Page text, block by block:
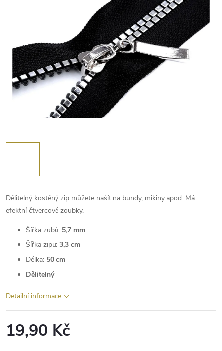
Dělitelný kostěný zip můžete našít na bundy, mikiny apod. Má
efektní čtvercové zoubky.
Šířka zubů: 5,7 mm
Šířka zipu: 3,3 cm
Délka: 50 cm
Dělitelný
Detailní informace
19,90 Kč